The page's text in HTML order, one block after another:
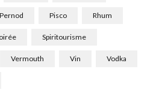
Pernod Pisco Rhum
Spiritourisme
Vermouth Vin Vodka